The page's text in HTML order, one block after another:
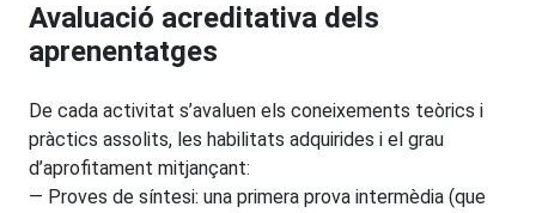
Avaluació acreditativa dels
aprenentatges
De cada activitat s’avaluen els coneixements teòrics i
pràctics assolits, les habilitats adquirides i el grau
d’aprofitament mitjançant:
— Proves de síntesi: una primera prova intermèdia (que